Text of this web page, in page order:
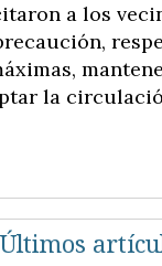
a los
la
Últimos